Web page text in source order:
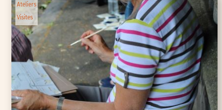
Ateliers
Visites